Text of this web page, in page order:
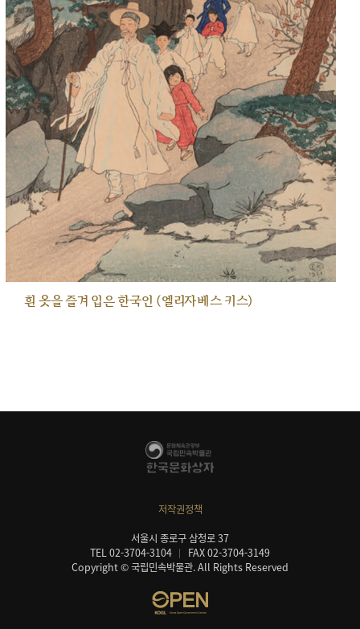
흰 옷을 즐겨 입은 한국인 (엘리자베스 키스)
저작권정책
서울시 종로구 삼청로 37
TEL 02-3704-3104
FAX 02-3704-3149
Copyright © 국립민속박물관. All Rights Reserved